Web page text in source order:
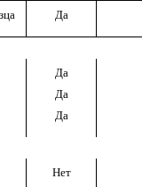
Да
Да
Да
Да
Нет